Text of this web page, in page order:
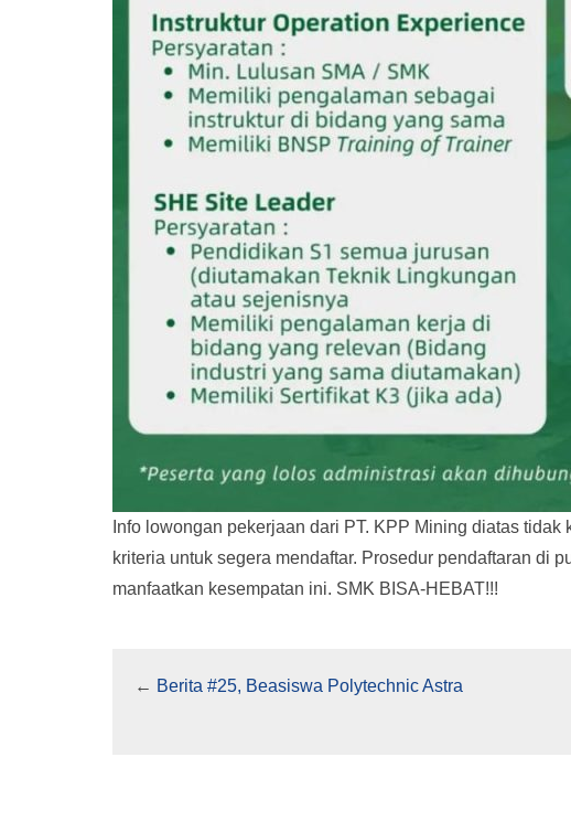
Info lowongan pekerjaan dari PT. KPP Mining diatas
kriteria untuk segera mendaftar. Prosedur pendaftaran di
manfaatkan kesempatan ini. SMK BISA-HEBAT!!!
← Berita #25, Beasiswa Polytechnic Astra